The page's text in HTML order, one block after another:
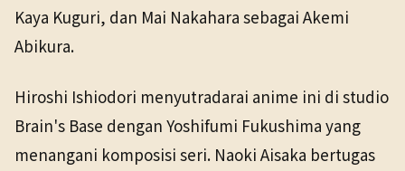
Kaya Kuguri, dan Mai Nakahara sebagai Akemi
Abikura.
Hiroshi Ishiodori menyutradarai anime ini di studio
Brain's Base dengan Yoshifumi Fukushima yang
menangani komposisi seri. Naoki Aisaka bertugas